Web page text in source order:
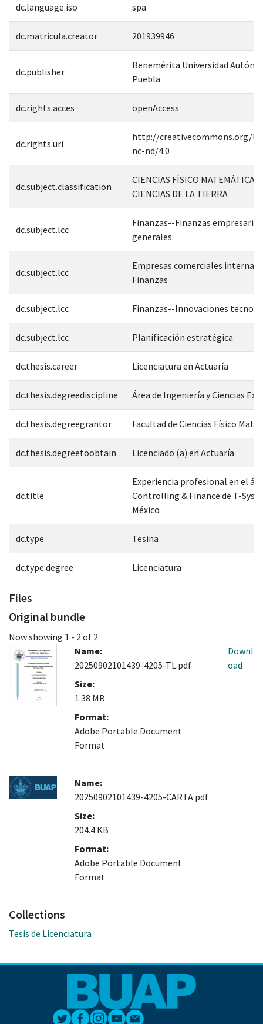
dc.language.iso spa
dc.matricula.creator 201939946
dc.publisher
Benemérita Universidad
Puebla
dc.rights.acces openAccess
dc.rights.uri
http://creativecommons.org/
nc-nd/4.0
dc.subject.classification
CIENCIAS FÍSICO MATEMÁTICAS
CIENCIAS DE LA TIERRA
dc.subject.lcc
Finanzas--Finanzas
generales
dc.subject.lcc
Empresas comerciales
Finanzas
dc.subject.lcc Finanzas--Innovaciones
dc.subject.lcc Planificación estratégica
dc.thesis.career Licenciatura en Actuaría
dc.thesis.degreediscipline Área de Ingeniería y Ciencias
dc.thesis.degreegrantor Facultad de Ciencias Físico
dc.thesis.degreetoobtain Licenciado (a) en Actuaría
dc.title
Experiencia profesional en el
Controlling & Finance de T-
México
dc.type Tesina
dc.type.degree Licenciatura
Files
Original bundle
Now showing 1 - 2 of 2
Name:
20250902101439-4205-TL.pdf
Size:
1.38 MB
Format:
Adobe Portable Document
Format
Downl
oad
Name:
20250902101439-4205-CARTA.pdf
Size:
204.4 KB
Format:
Adobe Portable Document
Format
Collections
Tesis de Licenciatura